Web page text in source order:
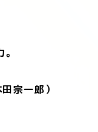
宗一郎）